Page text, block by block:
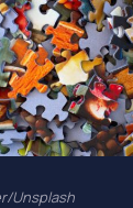
Unsplash